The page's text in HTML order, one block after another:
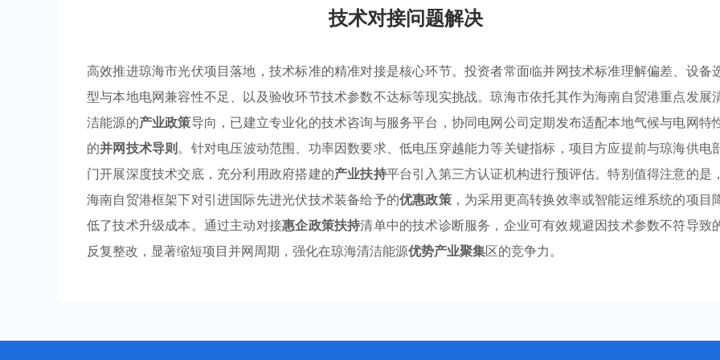
技术对接问题解决
高效推进琼海市光伏项目落地，技术标准的精准对接是核心环节。投资者常面临并网技术标准理解偏差、设备
型与本地电网兼容性不足、以及验收环节技术参数不达标等现实挑战。琼海市依托其作为海南自贸港重点发展
洁能源的产业政策导向，已建立专业化的技术咨询与服务平台，协同电网公司定期发布适配本地气候与电网特
的并网技术导则。针对电压波动范围、功率因数要求、低电压穿越能力等关键指标，项目方应提前与琼海供电
门开展深度技术交底，充分利用政府搭建的产业扶持平台引入第三方认证机构进行预评估。特别值得注意的是，
海南自贸港框架下对引进国际先进光伏技术装备给予的优惠政策，为采用更高转换效率或智能运维系统的项目
低了技术升级成本。通过主动对接惠企政策扶持清单中的技术诊断服务，企业可有效规避因技术参数不符导致
反复整改，显著缩短项目并网周期，强化在琼海清洁能源优势产业聚集区的竞争力。